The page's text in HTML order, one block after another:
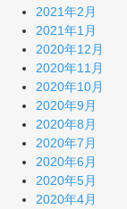
2021年2月
2021年1月
2020年12月
2020年11月
2020年10月
2020年9月
2020年8月
2020年7月
2020年6月
2020年5月
2020年4月